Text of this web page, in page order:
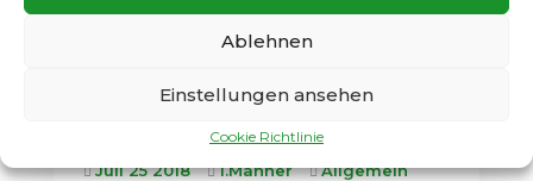
Ablehnen
Einstellungen ansehen
Cookie Richtlinie
1. M.: Nach 7:1 im
Halbfinale
Juli 25 2018 1.Männer Allgemein